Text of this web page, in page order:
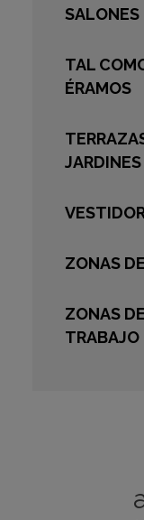
SALONES
TAL
ÉRAMOS
JARDINES
ZONAS
ZONAS DE
TRABAJO